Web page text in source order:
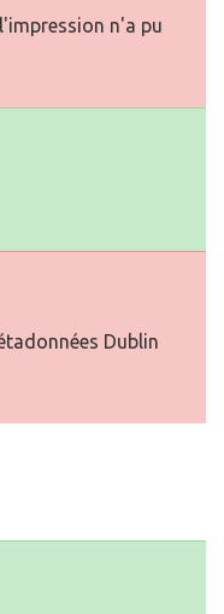
n'a pu
Dublin